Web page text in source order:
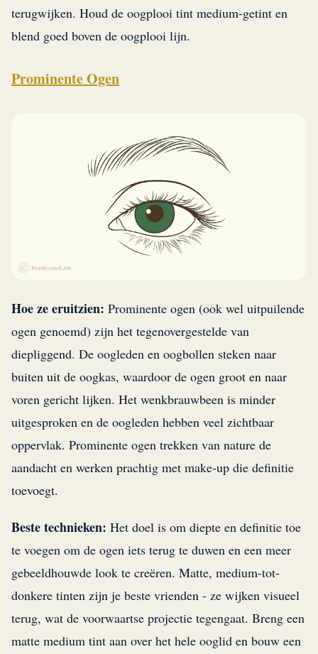
terugwijken. Houd de oogplooi tint medium-getint en
blend goed boven de oogplooi lijn.
Prominente Ogen
Hoe ze eruitzien: Prominente ogen (ook wel uitpuilende
ogen genoemd) zijn het tegenovergestelde van
diepliggend. De oogleden en oogbollen steken naar
buiten uit de oogkas, waardoor de ogen groot en naar
voren gericht lijken. Het wenkbrauwbeen is minder
uitgesproken en de oogleden hebben veel zichtbaar
oppervlak. Prominente ogen trekken van nature de
aandacht en werken prachtig met make-up die definitie
toevoegt.
Beste technieken: Het doel is om diepte en definitie toe
te voegen om de ogen iets terug te duwen en een meer
gebeeldhouwde look te creëren. Matte, medium-tot-
donkere tinten zijn je beste vrienden - ze wijken visueel
terug, wat de voorwaartse projectie tegengaat. Breng een
matte medium tint aan over het hele ooglid en bouw een